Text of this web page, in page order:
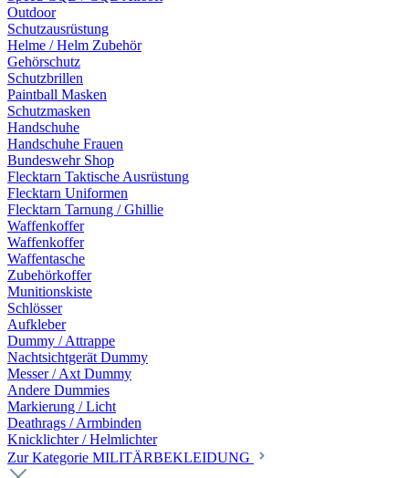
Outdoor
Schutzausrüstung
Helme / Helm Zubehör
Gehörschutz
Schutzbrillen
Paintball Masken
Schutzmasken
Handschuhe
Handschuhe Frauen
Bundeswehr Shop
Flecktarn Taktische Ausrüstung
Flecktarn Uniformen
Flecktarn Tarnung / Ghillie
Waffenkoffer
Waffenkoffer
Waffentasche
Zubehörkoffer
Munitionskiste
Schlösser
Aufkleber
Dummy / Attrappe
Nachtsichtgerät Dummy
Messer / Axt Dummy
Andere Dummies
Markierung / Licht
Deathrags / Armbinden
Knicklichter / Helmlichter
Zur Kategorie MILITÄRBEKLEIDUNG